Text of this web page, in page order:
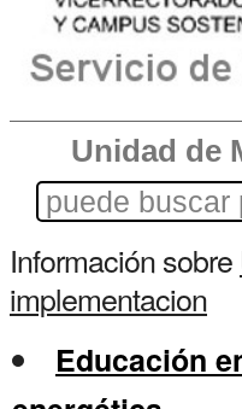
Unidad de
Información sobre
implementacion
Educación